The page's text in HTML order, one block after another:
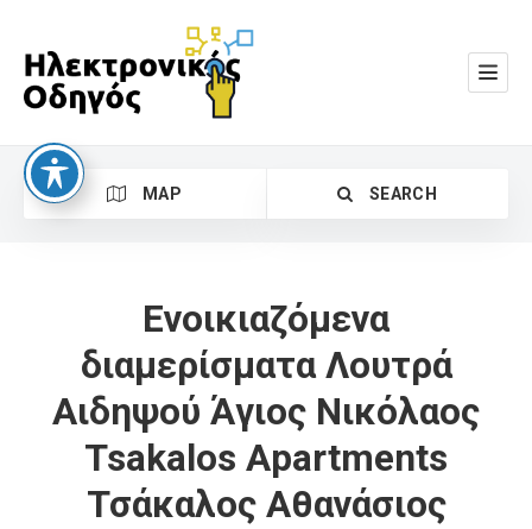
MAP SEARCH
Search
Ενοικιαζόμενα
διαμερίσματα Λουτρά
Αιδηψού Άγιος Νικόλαος
Tsakalos Apartments
Τσάκαλος Αθανάσιος